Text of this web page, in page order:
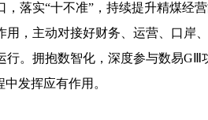
落实“十不准”，持续提升精煤经
，主动对接好财务、运营、口岸
。拥抱数智化，深度参与数易GⅢ
发挥应有作用。